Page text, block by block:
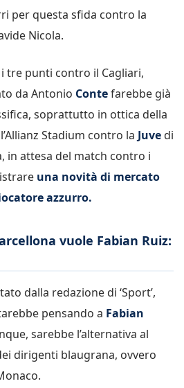
per questa sfida contro la
Nicola.
tre punti contro il Cagliari,
da Antonio Contefarebbe già
soprattutto in ottica della
Stadium contro la Juve di
in attesa del match contro i
una novità di mercato
azzurro.
vuole Fabian Ruiz:
dalla redazione di ‘Sport’,
pensando a Fabian
sarebbe l’alternativa al
dirigenti blaugrana, ovvero